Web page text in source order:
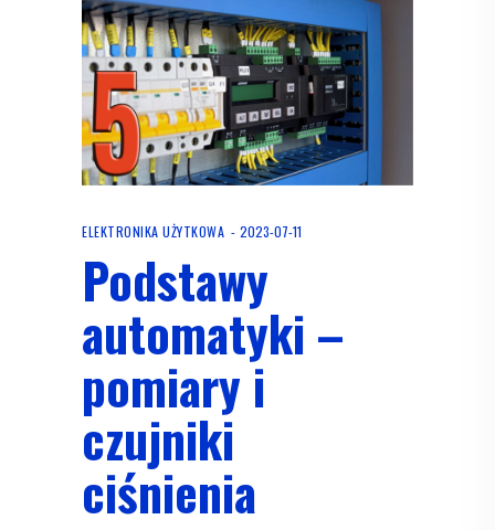
ELEKTRONIKA UŻYTKOWA 2023-07-11
Podstawy
automatyki –
pomiary i
czujniki
ciśnienia